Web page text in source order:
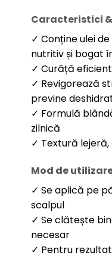
Caracteristici
✓ Conține ulei
nutritiv și bogat
✓ Curăță
✓ Revigorează
previne
✓ Formulă
zilnică
✓ Textură
Mod de
✓ Se aplică pe
scalpul
✓ Se clătește
necesar
✓ Pentru